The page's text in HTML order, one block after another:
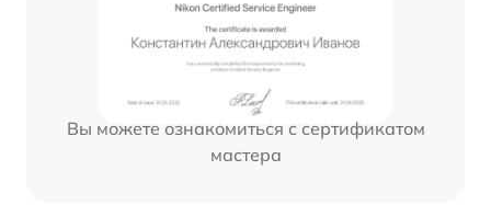
Вы можете ознакомиться с сертификатом
мастера